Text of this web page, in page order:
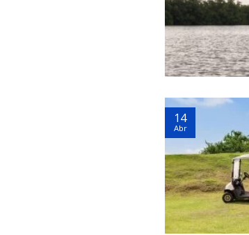
14
Abr